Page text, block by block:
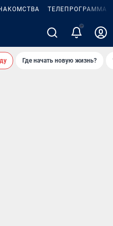
ТЕЛЕПРОГРАММА
2
Где начать новую жизнь?